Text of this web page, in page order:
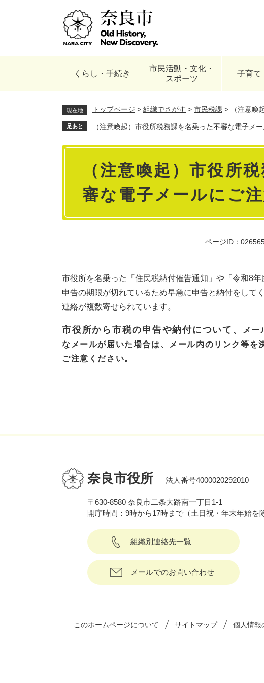
くらし・手続き
市民活動・文化・
スポーツ
子育て
現在地 トップページ > 組織でさがす > 市民税課 > （注意
足あと （注意喚起）市役所税務課を名乗った不審な電子メ
本
（注意喚起）市役所
審な電子メールにご
ページID：
市役所を名乗った「住民税納付催告通知」や「令和8
申告の期限が切れているため早急に申告と納付をして
連絡が複数寄せられています。
市役所から市税の申告や納付について、
メー
なメールが届いた場合は、メール内のリンク等を
ご注意ください。
奈良市役所 法人番号4000020292010
〒630-8580 奈良市二条大路南一丁目1-1
開庁時間：9時から17時まで（土日祝・年末年始を
組織別連絡先一覧
メールでのお問い合わせ
このホームページについて サイトマップ 個人情報